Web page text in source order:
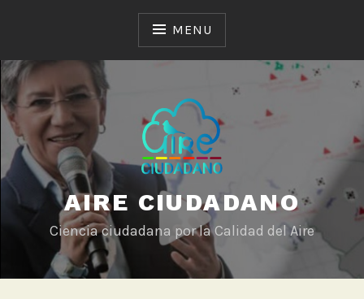
MENU
AIRE CIUDADANO
Ciencia ciudadana por la Calidad del Aire